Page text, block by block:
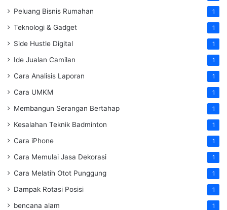
Peluang Bisnis Rumahan 1
Teknologi & Gadget 1
Side Hustle Digital 1
Ide Jualan Camilan 1
Cara Analisis Laporan 1
Cara UMKM 1
Membangun Serangan Bertahap 1
Kesalahan Teknik Badminton 1
Cara iPhone 1
Cara Memulai Jasa Dekorasi 1
Cara Melatih Otot Punggung 1
Dampak Rotasi Posisi 1
bencana alam 1